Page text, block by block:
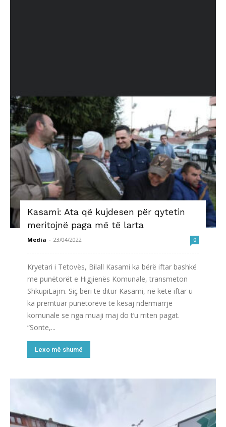
Kasami: Ata që kujdesen për qytetin
meritojnë paga më të larta
Media - 23/04/2022 0
Kryetari i Tetovës, Bilall Kasami ka bërë iftar bashkë
me punëtorët e Higjienës Komunale, transmeton
ShkupiLajm. Siç bëri të ditur Kasami, në këtë iftar u
ka premtuar punëtorëve të kësaj ndërmarrje
komunale se nga muaji maj do t’u rriten pagat.
“Sonte,...
Lexo më shumë